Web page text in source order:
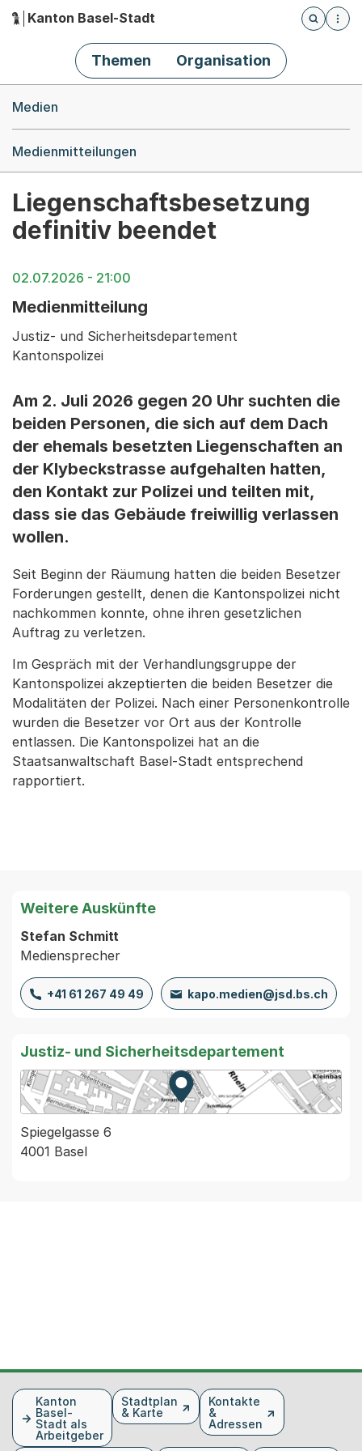
Hauptnavigation
Kanton Basel-Stadt
Öffnet
Themen Organisation
Medien
Medienmitteilungen
Liegenschaftsbesetzung
definitiv beendet
02.07.2026 - 21:00
Medienmitteilung
Justiz- und Sicherheitsdepartement
Kantonspolizei
Am 2. Juli 2026 gegen 20 Uhr suchten die
beiden Personen, die sich auf dem Dach
der ehemals besetzten Liegenschaften an
der Klybeckstrasse aufgehalten hatten,
den Kontakt zur Polizei und teilten mit,
dass sie das Gebäude freiwillig verlassen
wollen.
Seit Beginn der Räumung hatten die beiden Besetzer
Forderungen gestellt, denen die Kantonspolizei nicht
nachkommen konnte, ohne ihren gesetzlichen
Auftrag zu verletzen.
Im Gespräch mit der Verhandlungsgruppe der
Kantonspolizei akzeptierten die beiden Besetzer die
Modalitäten der Polizei. Nach einer Personenkontrolle
wurden die Besetzer vor Ort aus der Kontrolle
entlassen. Die Kantonspolizei hat an die
Staatsanwaltschaft Basel-Stadt entsprechend
rapportiert.
Weitere Auskünfte
Stefan Schmitt
Mediensprecher
+41 61 267 49 49 kapo.medien@jsd.bs.ch
Justiz- und Sicherheitsdepartement
Zur Karte von MapBS.
Externer Link, wird in einem
Spiegelgasse 6
4001 Basel
FusszeileKanton
Basel-
Stadt als
Arbeitgeber
Stadtplan
& Karte
Kontakte
&
Adressen